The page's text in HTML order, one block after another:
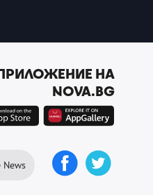
НА
NOVA.BG
News